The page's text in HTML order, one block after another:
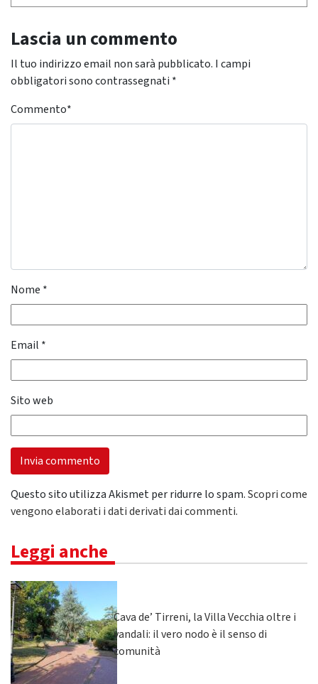
Lascia un commento
Il tuo indirizzo email non sarà pubblicato. I campi
obbligatori sono contrassegnati *
Commento*
Nome *
Email *
Sito web
Questo sito utilizza Akismet per ridurre lo spam.Scopri come
vengono elaborati i dati derivati dai commenti.
Leggi anche
Cava de’ Tirreni, la Villa Vecchia oltre i
vandali: il vero nodo è il senso di
comunità